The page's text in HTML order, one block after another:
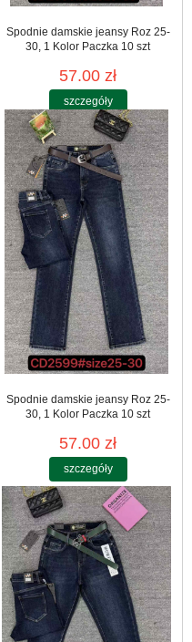
Spodnie damskie jeansy Roz 25-
30, 1 Kolor Paczka 10 szt
57.00 zł
szczegóły
Spodnie damskie jeansy Roz 25-
30, 1 Kolor Paczka 10 szt
57.00 zł
szczegóły